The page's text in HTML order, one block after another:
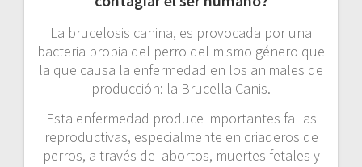
La brucelosis canina, es provocada por una
bacteria propia del perro del mismo género que
la que causa la enfermedad en los animales de
producción: la Brucella Canis.
Esta enfermedad produce importantes fallas
reproductivas, especialmente en criaderos de
perros, a través de abortos, muertes fetales y